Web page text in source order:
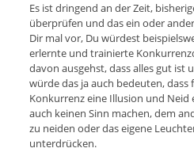
Es ist dringend an der Zeit,
überprüfen und das ein oder
Dir mal vor, Du würdest
erlernte und trainierte
davon ausgehst, dass alles gut ist
würde das ja auch bedeuten, dass
Konkurrenz eine Illusion und Neid
auch keinen Sinn machen, dem
zu neiden oder das eigene
unterdrücken.